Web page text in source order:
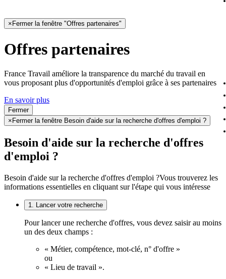
× Fermer la fenêtre "Offres partenaires"
Offres partenaires
France Travail améliore la transparence du marché du travail en
vous proposant plus d'opportunités d'emploi grâce à ses partenaires
En savoir plus
Fermer
× Fermer la fenêtre Besoin d'aide sur la recherche d'offres d'emploi ?
Besoin d'aide sur la recherche d'offres
d'emploi ?
Besoin d'aide sur la recherche d'offres d'emploi ?Vous trouverez les
informations essentielles en cliquant sur l'étape qui vous intéresse
1. Lancer votre recherche
Pour lancer une recherche d'offres, vous devez saisir au moins
un des deux champs :
« Métier, compétence, mot-clé, n° d'offre »
ou
« Lieu de travail ».